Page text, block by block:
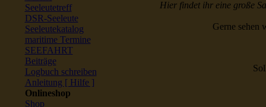
Seeleutetreff
DSR-Seeleute
Seeleutekatalog
maritime Termine
SEEFAHRT
Beiträge
Logbuch schreiben
Anleitung [ Hilfe ]
Onlineshop
Shop
Hier findet ihr eine große
Gerne sehen